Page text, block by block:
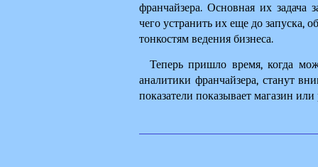
франчайзера. Основная их задача
чего устранить их еще до запуска,
тонкостям ведения бизнеса.
Теперь пришло время, когда
аналитики франчайзера, станут
показатели показывает магазин или